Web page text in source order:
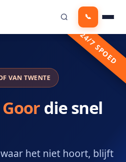
📞
24/7 SPOED
VAN TWENTE
Goordie snel
het niet hoort, blijft